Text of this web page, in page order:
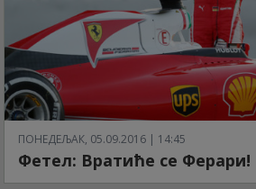
ПОНЕДЕЉАК, 05.09.2016 | 14:45
Фетел: Вратиће се Ферари!